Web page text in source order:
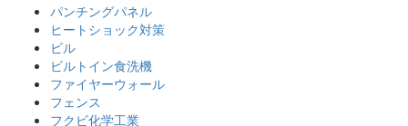
パンチングパネル
ヒートショック対策
ビル
ビルトイン食洗機
ファイヤーウォール
フェンス
フクビ化学工業